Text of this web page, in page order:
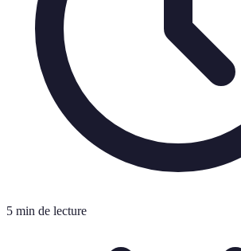
5 min de lecture